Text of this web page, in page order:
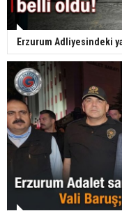
Erzurum Adliyesindeki